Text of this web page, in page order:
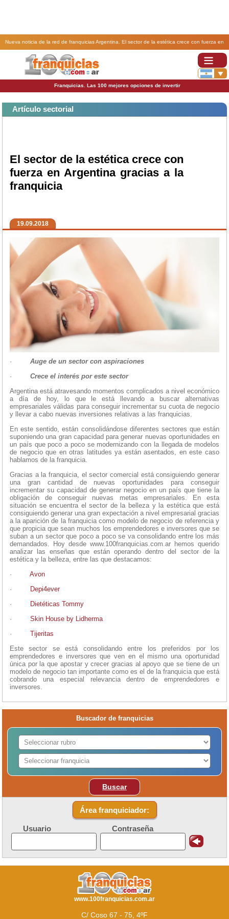
Nueva noticia de la red de franquicias Argentina. El sector de la estética crece con fuerza en
Franquicias. Las 100 mejores opciones de invertir
Artículo sectorial
El sector de la estética crece con
fuerza en Argentina gracias a la
franquicia
19.09.2018
· Auge de un sector con aspiraciones
· Crece el interés por este sector
Argentina está atravesando momentos complicados a nivel económico
a día de hoy, lo que le está llevando a buscar alternativas
empresariales válidas para conseguir incrementar su cuota de negocio
y llevar a cabo nuevas inversiones relativas a las franquicias.
En este sentido, están consolidándose diferentes sectores que están
suponiendo una gran capacidad para generar nuevas oportunidades en
un país que poco a poco se modernizando con la llegada de modelos
de negocio que en otras latitudes ya están asentados, en este caso
hablamos de la franquicia.
Gracias a la franquicia, el sector comercial está consiguiendo generar
una gran cantidad de nuevas oportunidades para conseguir
incrementar su capacidad de generar negocio en un país que tiene la
obligación de conseguir nuevas metas empresariales. En esta
situación se encuentra el sector de la belleza y la estética que está
consiguiendo generar una gran expectación a nivel empresarial gracias
a la aparición de la franquicia como modelo de negocio de referencia y
que propicia que sean muchos los emprendedores e inversores que se
suban a un sector que poco a poco se va consolidando entre los más
demandados. Hoy desde www.100franquicias.com.ar hemos querido
analizar las enseñas que están operando dentro del sector de la
estética y la belleza, entre las que destacamos:
· Avon
· Depi4ever
· Dietéticas Tommy
· Skin House by Lidherma
· Tijeritas
Este sector se está consolidando entre los preferidos por los
emprendedores e inversores que ven en el mismo una oportunidad
única por la que apostar y crecer gracias al apoyo que se tiene de un
modelo de negocio tan importante como es el de la franquicia que está
cobrando una especial relevancia dentro de emprendedores e
inversores.
Buscador de franquicias
Buscar
Área franquiciador:
Usuario Contraseña
www.100franquicias.com.ar
C/ Coso 67 - 75, 4ºF